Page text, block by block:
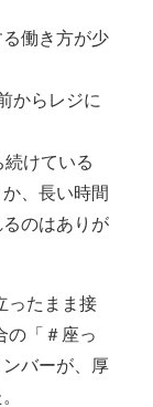
働き方が少
からレジに
けている
、長い時間
のはありが
ったまま接
の「＃座っ
バーが、厚